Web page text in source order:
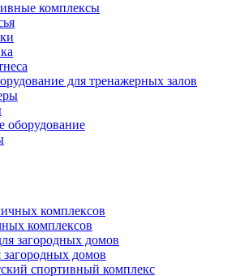
комплексы
для тренажерных залов
оборудование
комплексов
домов